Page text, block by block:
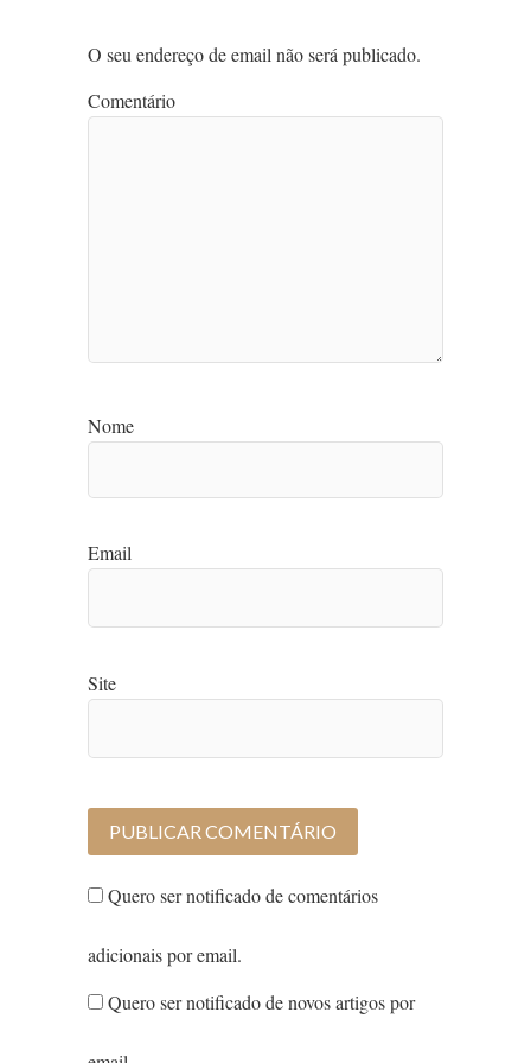
O seu endereço de email não será publicado.
Comentário
Nome
Email
Site
Quero ser notificado de comentários
adicionais por email.
Quero ser notificado de novos artigos por